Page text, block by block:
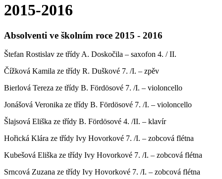
2015-2016
Absolventi ve školním roce 2015 - 2016
Štefan Rostislav ze třídy A. Doskočila – saxofon 4. / II.
Čížková Kamila ze třídy R. Duškové 7. /I. – zpěv
Bierlová Tereza ze třídy B. Fördösové 7. /I. – violoncello
Jonášová Veronika ze třídy B. Fördösové 7. /I. – violoncello
Šlajsová Eliška ze třídy B. Fördösové 4. /II. – klavír
Hořická Klára ze třídy Ivy Hovorkové 7. /I. – zobcová flétna
Kubešová Eliška ze třídy Ivy Hovorkové 7. /I. – zobcová flétna
Srncová Zuzana ze třídy Ivy Hovorkové 7. /I. – zobcová flétna